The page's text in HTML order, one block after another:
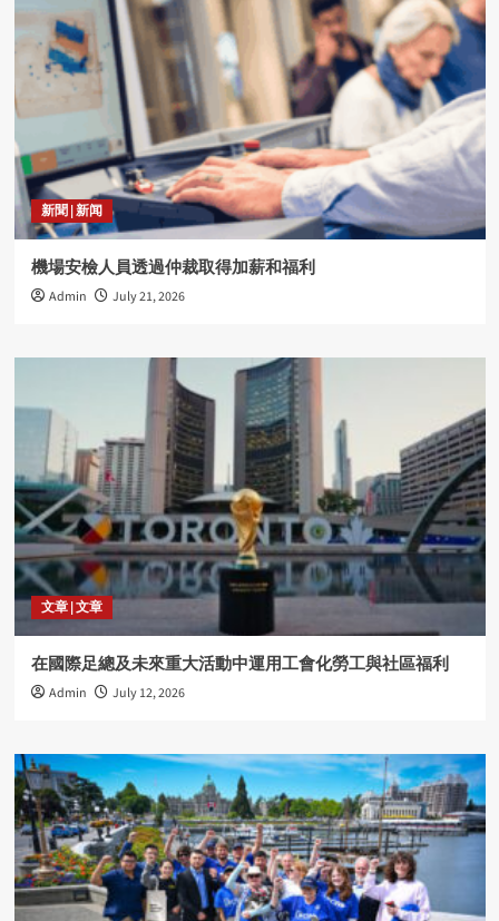
新聞 | 新闻
機場安檢人員透過仲裁取得加薪和福利
Admin July 21, 2026
文章 | 文章
在國際足總及未來重大活動中運用工會化勞工與社區福利
Admin July 12, 2026